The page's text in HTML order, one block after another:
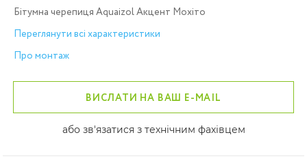
Бітумна черепиця Aquaizol Акцент Мохіто
Переглянути всі характеристики
Про монтаж
ВИСЛАТИ НА ВАШ E-MAIL
або зв'язатися з технічним фахівцем